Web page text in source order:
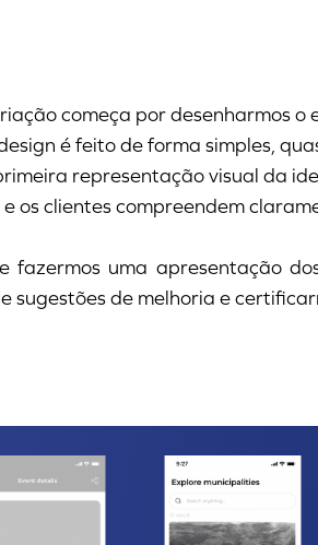
começa por desenharmos
é feito de forma simples,
representação visual da
os clientes compreendem
fazermos uma apresentação
sugestões de melhoria e